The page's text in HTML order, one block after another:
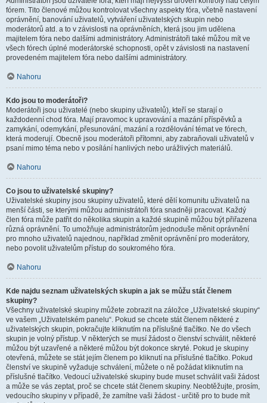
fórem. Tito členové můžou kontrolovat všechny aspekty fóra, včetně nastavení
oprávnění, banování uživatelů, vytváření uživatelských skupin nebo
moderátorů atd. a to v závislosti na oprávněních, která jsou jim udělena
majitelem fóra nebo dalšími administrátory. Administrátoři také můžou mít ve
všech fórech úplné moderátorské schopnosti, opět v závislosti na nastavení
provedeném majitelem fóra nebo dalšími administrátory.
Nahoru
Kdo jsou to moderátoři?
Moderátoři jsou uživatelé (nebo skupiny uživatelů), kteří se starají o
každodenní chod fóra. Mají pravomoc k upravování a mazání příspěvků a
zamykání, odemykání, přesunování, mazání a rozdělování témat ve fórech,
která moderují. Obecně jsou moderátoři přítomni, aby zabraňovali uživatelů v
psaní mimo téma nebo v posílání hanlivých nebo urážlivých materiálů.
Nahoru
Co jsou to uživatelské skupiny?
Uživatelské skupiny jsou skupiny uživatelů, které dělí komunitu uživatelů na
menší části, se kterými můžou administrátoři fóra snadněji pracovat. Každý
člen fóra může patřit do několika skupin a každé skupině můžou být přiřazena
různá oprávnění. To umožňuje administrátorům jednoduše měnit oprávnění
pro mnoho uživatelů najednou, například změnit oprávnění pro moderátory,
nebo povolit uživatelům přístup do soukromého fóra.
Nahoru
Kde najdu seznam uživatelských skupin a jak se můžu stát členem
skupiny?
Všechny uživatelské skupiny můžete zobrazit na záložce „Uživatelské skupiny“
ve vašem „Uživatelském panelu“. Pokud se chcete stát členem některé z
uživatelských skupin, pokračujte kliknutím na příslušné tlačítko. Ne do všech
skupin je volný přístup. V některých se musí žádost o členství schválit, některé
můžou být uzavřené a některé můžou být dokonce skryté. Pokud je skupiny
otevřená, můžete se stát jejím členem po kliknutí na příslušné tlačítko. Pokud
členství ve skupině vyžaduje schválení, můžete o ně požádat kliknutím na
příslušné tlačítko. Vedoucí uživatelské skupiny bude muset schválit vaši žádost
a může se vás zeptat, proč se chcete stát členem skupiny. Neobtěžujte, prosím,
vedoucího skupiny v případě, že zamítne vaši žádost - určitě pro to bude mít